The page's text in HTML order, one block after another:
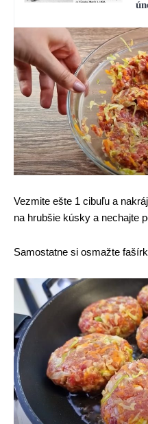
Vezmite ešte 1 cibuľu a
na hrubšie kúsky a nechajte
Samostatne si osmažte